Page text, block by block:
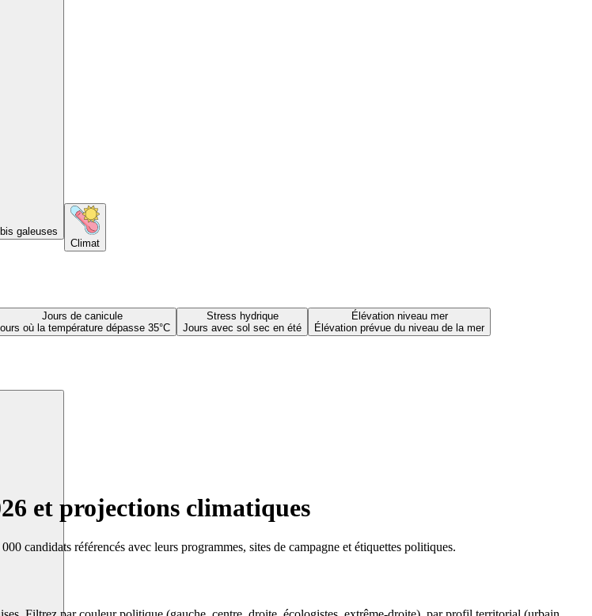
galeuses
Climat
Jours de canicule
où la température dépasse 35°C
Stress hydrique
Jours avec sol sec en été
Élévation niveau mer
Élévation prévue du niveau de la mer
et projections climatiques
candidats référencés avec leurs programmes, sites de campagne et étiquettes politiques.